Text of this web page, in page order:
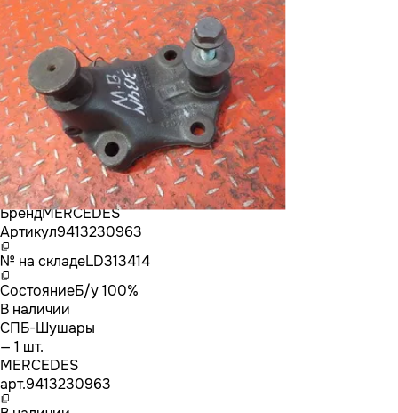
БрендMERCEDES
Артикул9413230963
№ на складеLD313414
СостояниеБ/у 100%
В наличии
СПБ-Шушары
— 1 шт.
MERCEDES
арт.9413230963